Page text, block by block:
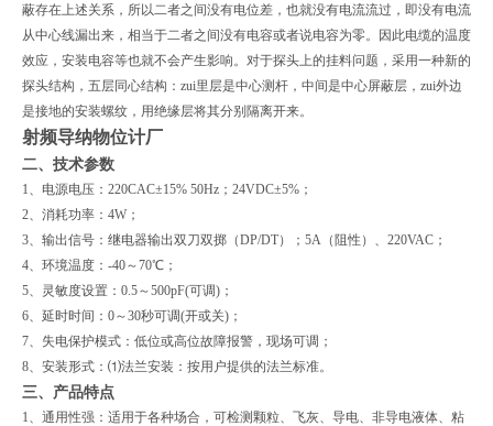
蔽存在上述关系，所以二者之间没有电位差，也就没有电流流过，即没有电流
从中心线漏出来，相当于二者之间没有电容或者说电容为零。因此电缆的温度
效应，安装电容等也就不会产生影响。对于探头上的挂料问题，采用一种新的
探头结构，五层同心结构：zui里层是中心测杆，中间是中心屏蔽层，zui外边
是接地的安装螺纹，用绝缘层将其分别隔离开来。
射频导纳物位计厂
二、技术参数
1、电源电压：220CAC±15% 50Hz；24VDC±5%；
2、消耗功率：4W；
3、输出信号：继电器输出双刀双掷（DP/DT）；5A（阻性）、220VAC；
4、环境温度：-40～70℃；
5、灵敏度设置：0.5～500pF(可调)；
6、延时时间：0～30秒可调(开或关)；
7、失电保护模式：低位或高位故障报警，现场可调；
8、安装形式：⑴法兰安装：按用户提供的法兰标准。
三、产品特点
1、通用性强：适用于各种场合，可检测颗粒、飞灰、导电、非导电液体、粘